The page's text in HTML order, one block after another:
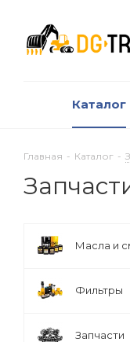
Каталог
Главная - Каталог -
Масла и
Фильтры
Запчасти